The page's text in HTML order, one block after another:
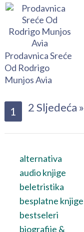
Prodavnica Sreće
Od Rodrigo
Munjos Avia
1 2Sljedeća »
alternativa
audio knjige
beletristika
besplatne knjige
bestseleri
biografije &